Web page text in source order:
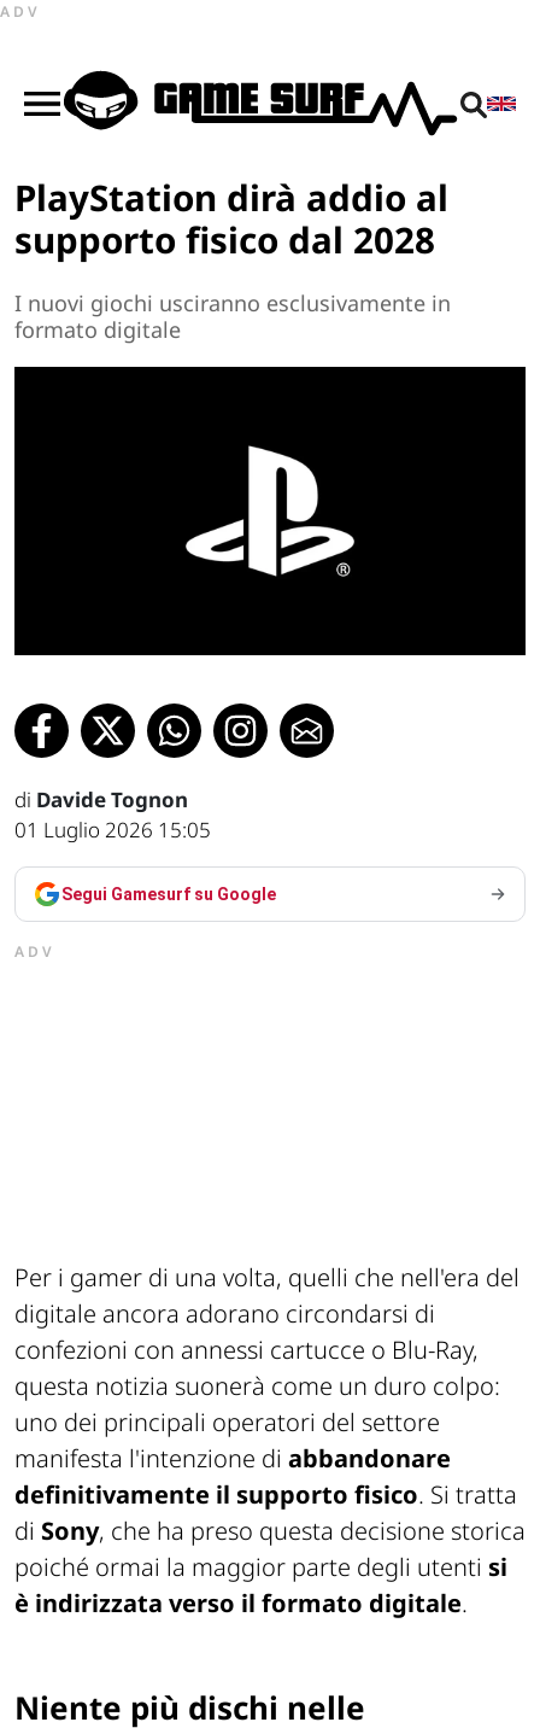
ADV
PlayStation dirà addio al
supporto fisico dal 2028
I nuovi giochi usciranno esclusivamente in
formato digitale
di Davide Tognon
01 Luglio 2026 15:05
Segui Gamesurf su Google
ADV
Per i gamer di una volta, quelli che nell'era del
digitale ancora adorano circondarsi di
confezioni con annessi cartucce o Blu-Ray,
questa notizia suonerà come un duro colpo:
uno dei principali operatori del settore
manifesta l'intenzione di abbandonare
definitivamente il supporto fisico. Si tratta
di Sony, che ha preso questa decisione storica
poiché ormai la maggior parte degli utenti si
è indirizzata verso il formato digitale.
Niente più dischi nelle